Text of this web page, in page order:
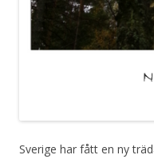
Sverige har fått en ny